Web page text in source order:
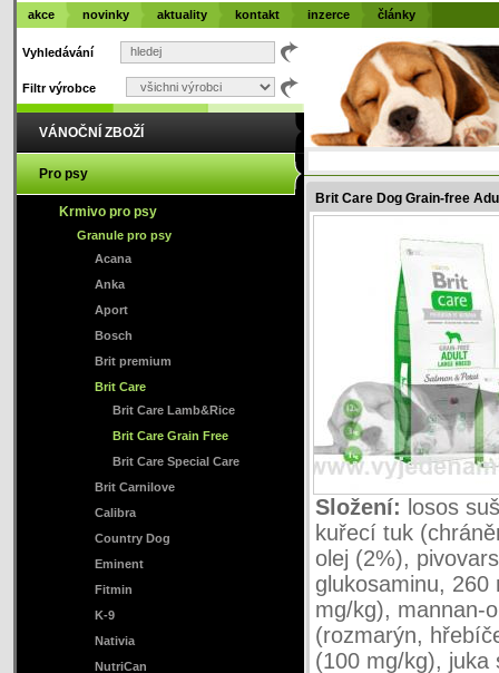
Brit Care Dog Grain-free
Složení: losos
kuřecí tuk
olej (2%),
glukosaminu,
mg/kg), mannan-
(rozmarýn,
(100 mg/kg), juka
Vyhledávání
Filtr výrobce
VÁNOČNÍ ZBOŽÍ
Pro psy
Krmivo pro psy
Granule pro psy
Acana
Anka
Aport
Bosch
Brit premium
Brit Care
Brit Care Lamb&Rice
Brit Care Grain Free
Brit Care Special Care
Brit Carnilove
Calibra
Country Dog
Eminent
Fitmin
K-9
Nativia
NutriCan
akce novinky aktuality kontakt inzerce články